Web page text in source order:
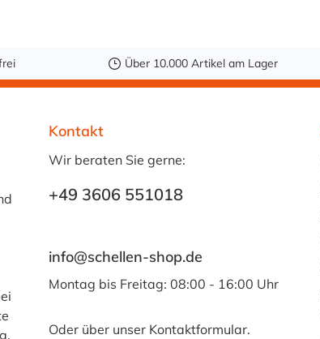
Über 10.000 Artikel am Lager
Kontakt
Wir beraten Sie gerne:
+49 3606 551018
info@schellen-shop.de
Montag bis Freitag: 08:00 - 16:00 Uhr
Oder über unser Kontaktformular.